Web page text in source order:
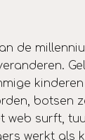
de
botsen
web surft,
werkt